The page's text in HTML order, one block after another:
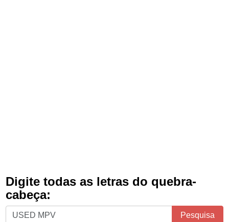
Digite todas as letras do quebra-
cabeça:
Digite
Pesquisa